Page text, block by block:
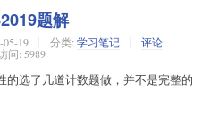
题解
05-19 分类: 学习笔记
评论
问: 5989
的选了几道计数题做，并不是完整的